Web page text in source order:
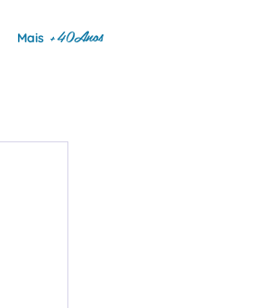
Mais +40Anos